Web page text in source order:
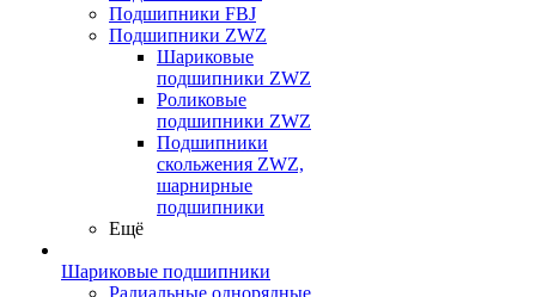
Подшипники FBJ
Подшипники ZWZ
Шариковые
подшипники ZWZ
Роликовые
подшипники ZWZ
Подшипники
скольжения ZWZ,
шарнирные
подшипники
Ещё
Шариковые подшипники
Радиальные однорядные